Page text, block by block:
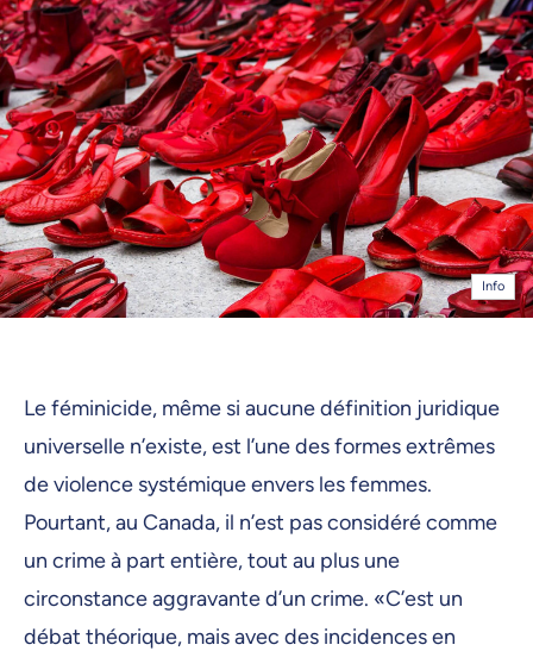
Info
Le féminicide, même si aucune définition juridique
universelle n’existe, est l’une des formes extrêmes
de violence systémique envers les femmes.
Pourtant, au Canada, il n’est pas considéré comme
un crime à part entière, tout au plus une
circonstance aggravante d’un crime. «C’est un
débat théorique, mais avec des incidences en